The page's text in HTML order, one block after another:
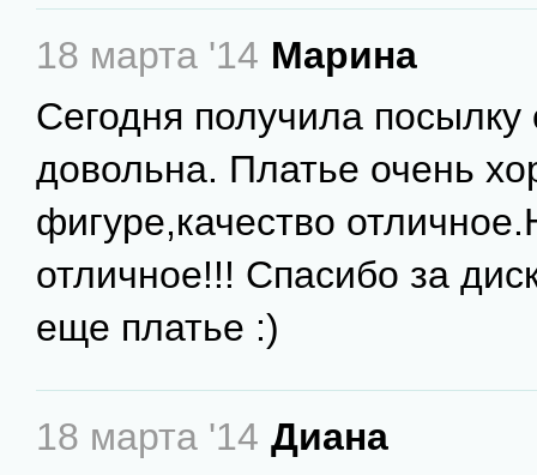
18 марта '14 Марина
Сегодня получила
довольна. Платье очень
фигуре,качество
отличное!!! Спасибо за
еще платье :)
18 марта '14 Диана